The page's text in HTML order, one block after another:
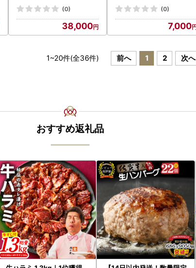
(0)
38,000
(0)
7,000
1~20件(全36件) 前へ 1 2 次へ
おすすめ返礼品